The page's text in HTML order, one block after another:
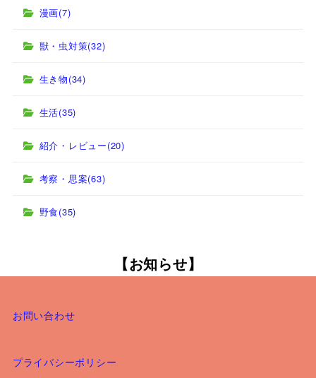
漫画(7)
獣・虫対策(32)
生き物(34)
生活(35)
紹介・レビュー(20)
考察・思案(63)
野食(35)
【お知らせ】
お問い合わせ
プライバシーポリシー